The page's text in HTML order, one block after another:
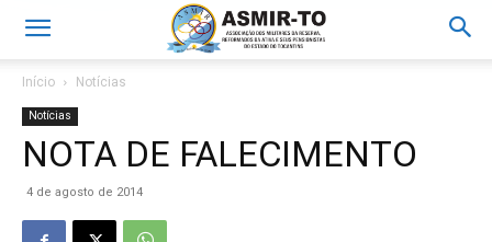
Início Notícias
Notícias
NOTA DE FALECIMENTO
4 de agosto de 2014